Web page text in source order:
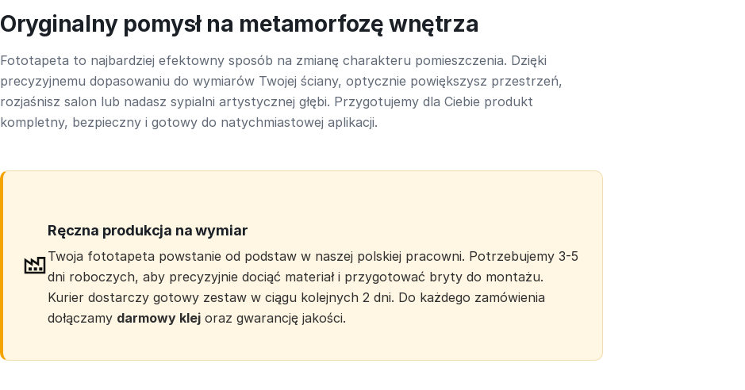
Oryginalny pomysł na metamorfozę wnętrza
Fototapeta to najbardziej efektowny sposób na zmianę charakteru pomieszczenia. Dzięki
precyzyjnemu dopasowaniu do wymiarów Twojej ściany, optycznie powiększysz przestrzeń,
rozjaśnisz salon lub nadasz sypialni artystycznej głębi. Przygotujemy dla Ciebie produkt
kompletny, bezpieczny i gotowy do natychmiastowej aplikacji.
Ręczna produkcja na wymiar
Twoja fototapeta powstanie od podstaw w naszej polskiej pracowni. Potrzebujemy 3-5
dni roboczych, aby precyzyjnie dociąć materiał i przygotować bryty do montażu.
Kurier dostarczy gotowy zestaw w ciągu kolejnych 2 dni. Do każdego zamówienia
dołączamy darmowy klej oraz gwarancję jakości.